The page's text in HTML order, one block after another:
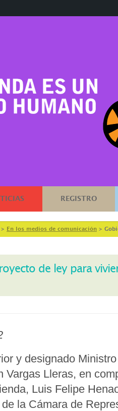
REGISTRO
> En los medios de comunicación >
de ley para
y designado
Vargas Lleras, en
Luis Felipe
la Cámara de